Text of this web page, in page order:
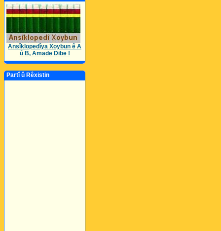
Ansîklopedîya Xoybun ê A
û B, Amade Dibe !
Partî û Rêxistin